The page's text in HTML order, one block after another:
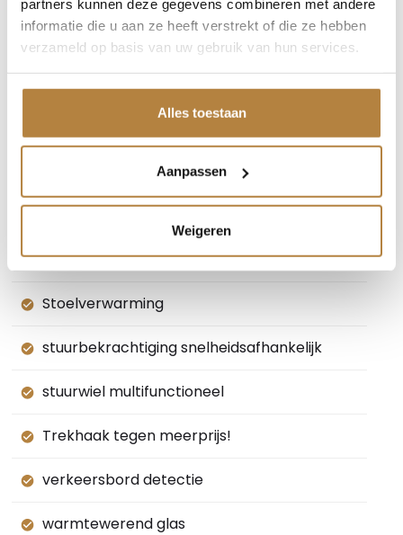
partners kunnen deze gegevens combineren met andere
informatie die u aan ze heeft verstrekt of die ze hebben
verzameld op basis van uw gebruik van hun services.
Alles toestaan
Aanpassen
Weigeren
ruitensproeiers verwarmbaar
schakelmogelijkheid aan stuurwiel
start/stop systeem
Stoelverwarming
stuurbekrachtiging snelheidsafhankelijk
stuurwiel multifunctioneel
Trekhaak tegen meerprijs!
verkeersbord detectie
warmtewerend glas